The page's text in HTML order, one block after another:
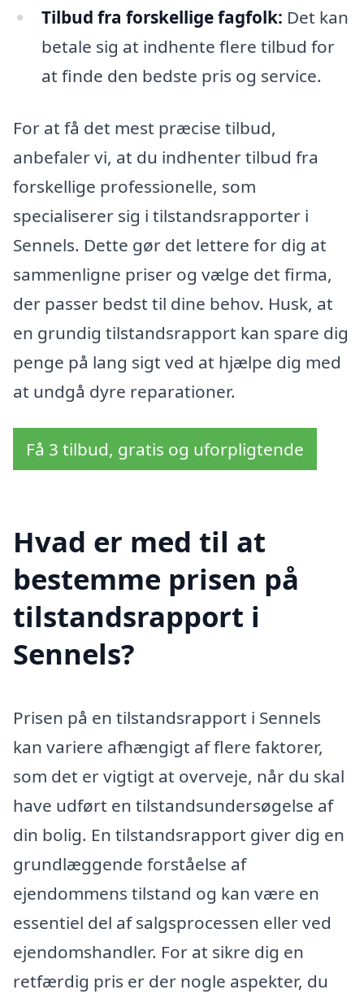
Tilbud fra forskellige fagfolk: Det kan
betale sig at indhente flere tilbud for
at finde den bedste pris og service.
For at få det mest præcise tilbud,
anbefaler vi, at du indhenter tilbud fra
forskellige professionelle, som
specialiserer sig i tilstandsrapporter i
Sennels. Dette gør det lettere for dig at
sammenligne priser og vælge det firma,
der passer bedst til dine behov. Husk, at
en grundig tilstandsrapport kan spare dig
penge på lang sigt ved at hjælpe dig med
at undgå dyre reparationer.
Få 3 tilbud, gratis og uforpligtende
Hvad er med til at
bestemme prisen på
tilstandsrapport i
Sennels?
Prisen på en tilstandsrapport i Sennels
kan variere afhængigt af flere faktorer,
som det er vigtigt at overveje, når du skal
have udført en tilstandsundersøgelse af
din bolig. En tilstandsrapport giver dig en
grundlæggende forståelse af
ejendommens tilstand og kan være en
essentiel del af salgsprocessen eller ved
ejendomshandler. For at sikre dig en
retfærdig pris er der nogle aspekter, du